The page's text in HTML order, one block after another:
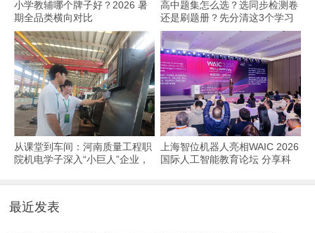
小学教辅哪个牌子好？2026 暑
期全品类横向对比
高中题集怎么选？选同步检测卷
还是刷题册？先分清这3个学习
场景
从课堂到车间：河南质量工程职
院机电学子深入“小巨人”企业，
上海智位机器人亮相WAIC 2026
国际人工智能教育论坛 分享科
最近发表